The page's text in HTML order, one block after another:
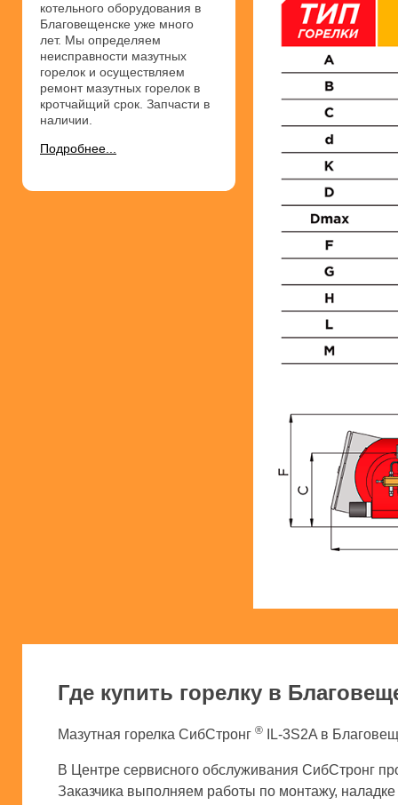
котельного оборудования в
Благовещенске уже много
лет. Мы определяем
неисправности мазутных
горелок и осуществляем
ремонт мазутных горелок в
кротчайщий срок. Запчасти в
наличии.
Подробнее...
Где купить горелку в
Мазутная горелка СибСтронг ® IL-3S2A в
В Центре сервисного обслуживания СибСтронг
Заказчика выполняем работы по монтажу, наладке